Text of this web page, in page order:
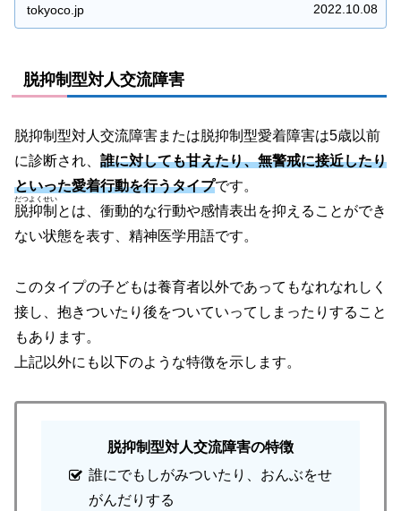
tokyoco.jp 2022.10.08
脱抑制型対人交流障害
脱抑制型対人交流障害または脱抑制型愛着障害は5歳以前
に診断され、 誰に対しても甘えたり、無警戒に接近したり
といった愛着行動を行うタイプです。
脱抑制
だつよくせい
とは、衝動的な行動や感情表出を抑えることができ
ない状態を表す、精神医学用語です。
このタイプの子どもは養育者以外であってもなれなれしく
接し、抱きついたり後をついていってしまったりすること
もあります。
上記以外にも以下のような特徴を示します。
脱抑制型対人交流障害の特徴
誰にでもしがみついたり、おんぶをせ
がんだりする